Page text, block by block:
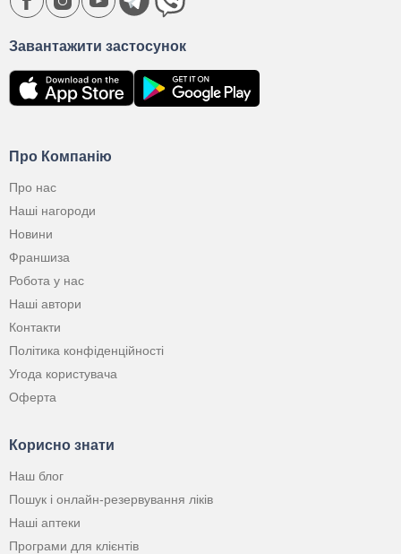
Про Компанію
Про нас
Наші нагороди
Новини
Франшиза
Робота у нас
Наші автори
Контакти
Політика конфіденційності
Угода користувача
Оферта
Корисно знати
Наш блог
Пошук і онлайн-резервування ліків
Наші аптеки
Програми для клієнтів
Завантажити застосунок